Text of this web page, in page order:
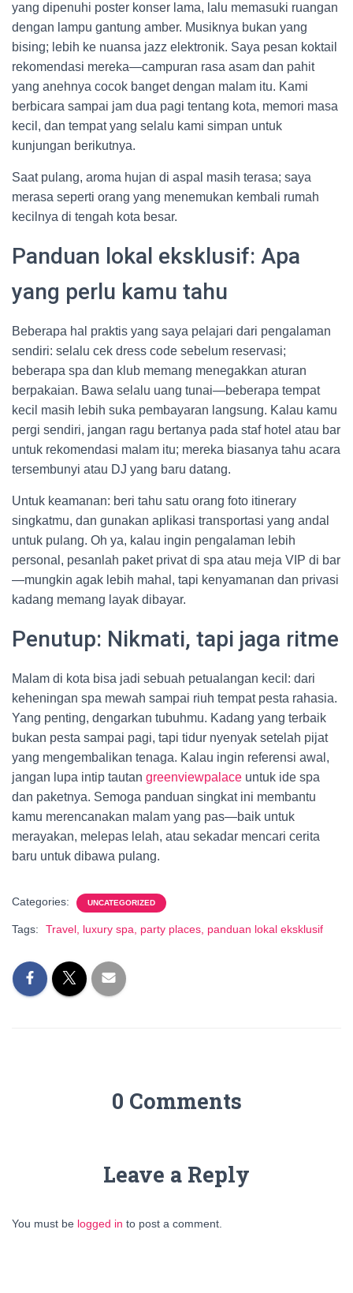
yang dipenuhi poster konser lama, lalu memasuki ruangan
dengan lampu gantung amber. Musiknya bukan yang
bising; lebih ke nuansa jazz elektronik. Saya pesan koktail
rekomendasi mereka—campuran rasa asam dan pahit
yang anehnya cocok banget dengan malam itu. Kami
berbicara sampai jam dua pagi tentang kota, memori masa
kecil, dan tempat yang selalu kami simpan untuk
kunjungan berikutnya.
Saat pulang, aroma hujan di aspal masih terasa; saya
merasa seperti orang yang menemukan kembali rumah
kecilnya di tengah kota besar.
Panduan lokal eksklusif: Apa
yang perlu kamu tahu
Beberapa hal praktis yang saya pelajari dari pengalaman
sendiri: selalu cek dress code sebelum reservasi;
beberapa spa dan klub memang menegakkan aturan
berpakaian. Bawa selalu uang tunai—beberapa tempat
kecil masih lebih suka pembayaran langsung. Kalau kamu
pergi sendiri, jangan ragu bertanya pada staf hotel atau bar
untuk rekomendasi malam itu; mereka biasanya tahu acara
tersembunyi atau DJ yang baru datang.
Untuk keamanan: beri tahu satu orang foto itinerary
singkatmu, dan gunakan aplikasi transportasi yang andal
untuk pulang. Oh ya, kalau ingin pengalaman lebih
personal, pesanlah paket privat di spa atau meja VIP di bar
—mungkin agak lebih mahal, tapi kenyamanan dan privasi
kadang memang layak dibayar.
Penutup: Nikmati, tapi jaga ritme
Malam di kota bisa jadi sebuah petualangan kecil: dari
keheningan spa mewah sampai riuh tempat pesta rahasia.
Yang penting, dengarkan tubuhmu. Kadang yang terbaik
bukan pesta sampai pagi, tapi tidur nyenyak setelah pijat
yang mengembalikan tenaga. Kalau ingin referensi awal,
jangan lupa intip tautan greenviewpalace untuk ide spa
dan paketnya. Semoga panduan singkat ini membantu
kamu merencanakan malam yang pas—baik untuk
merayakan, melepas lelah, atau sekadar mencari cerita
baru untuk dibawa pulang.
Categories: UNCATEGORIZED
Tags: Travel, luxury spa, party places, panduan lokal eksklusif
0 Comments
Leave a Reply
You must be logged in to post a comment.